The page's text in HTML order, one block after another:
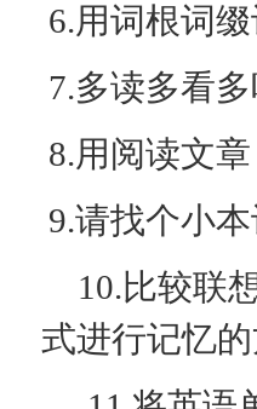
6.用词根词
7.多读多看
8.用阅读文
9.请找个小
10.比较联
式进行记忆的